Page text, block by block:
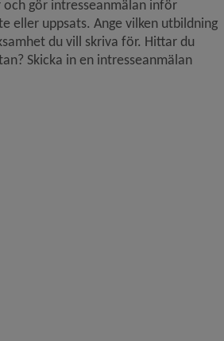
gör intresseanmälan inför
eller uppsats. Ange vilken utbildning
du vill skriva för. Hittar du
Skicka in en intresseanmälan